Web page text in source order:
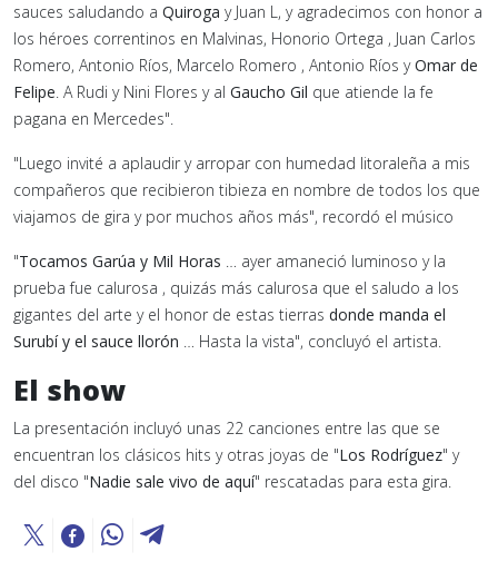
sauces saludando a Quiroga y Juan L, y agradecimos con honor a
los héroes correntinos en Malvinas, Honorio Ortega , Juan Carlos
Romero, Antonio Ríos, Marcelo Romero , Antonio Ríos yOmar de
Felipe. A Rudi y Nini Flores y al Gaucho Gil que atiende la fe
pagana en Mercedes".
"Luego invité a aplaudir y arropar con humedad litoraleña a mis
compañeros que recibieron tibieza en nombre de todos los que
viajamos de gira y por muchos años más", recordó el músico
"Tocamos Garúa y Mil Horas … ayer amaneció luminoso y la
prueba fue calurosa , quizás más calurosa que el saludo a los
gigantes del arte y el honor de estas tierras donde manda el
Surubí y el sauce llorón … Hasta la vista", concluyó el artista.
El show
La presentación incluyó unas 22 canciones entre las que se
encuentran los clásicos hits y otras joyas de "Los Rodríguez" y
del disco "Nadie sale vivo de aquí" rescatadas para esta gira.